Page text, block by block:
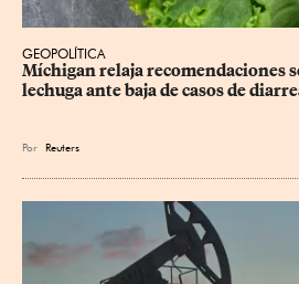
GEOPOLÍTICA
Míchigan relaja recomendaciones
lechuga ante baja de casos de
Por Reuters